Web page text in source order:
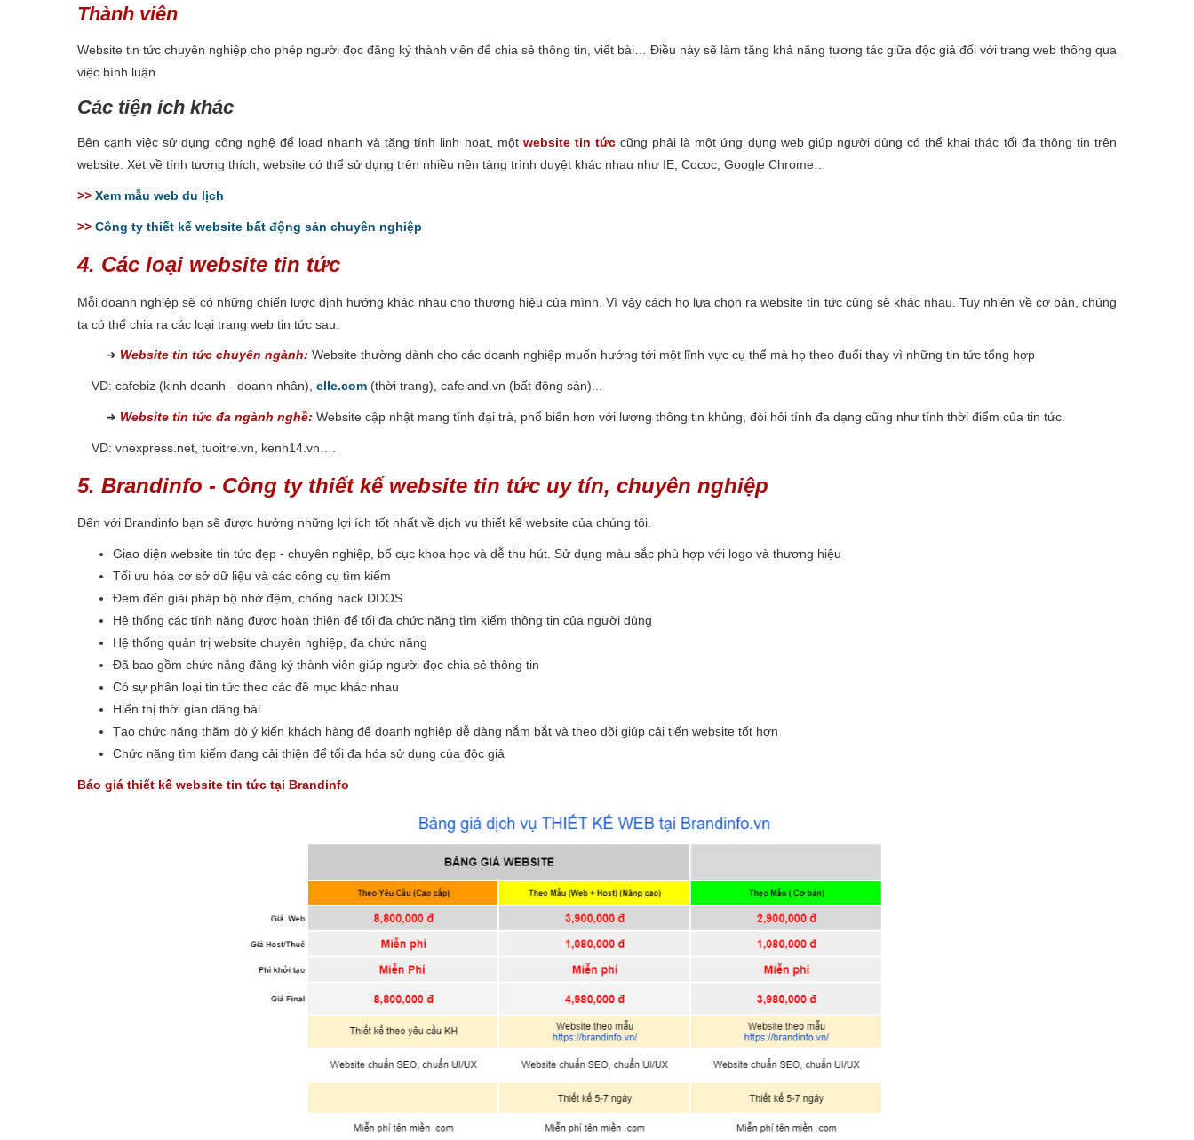
Thành viên
Website tin tức chuyên nghiệp cho phép người đọc đăng ký thành viên để chia sẻ thông tin, viết bài… Điều này sẽ làm tăng khả năng tương tác giữa độc giả đối với trang web thông qua
việc bình luận
Các tiện ích khác
Bên cạnh việc sử dụng công nghệ để load nhanh và tăng tính linh hoạt, một website tin tứccũng phải là một ứng dụng web giúp người dùng có thể khai thác tối đa thông tin trên
website. Xét về tính tương thích, website có thể sử dụng trên nhiều nền tảng trình duyệt khác nhau như IE, Cococ, Google Chrome…
>> Xem mẫu web du lịch
>> Công ty thiết kế website bất động sản chuyên nghiệp
4. Các loại website tin tức
Mỗi doanh nghiệp sẽ có những chiến lược định hướng khác nhau cho thương hiệu của mình. Vì vậy cách họ lựa chọn ra website tin tức cũng sẽ khác nhau. Tuy nhiên về cơ bản, chúng
ta có thể chia ra các loại trang web tin tức sau:
➜ Website tin tức chuyên ngành: Website thường dành cho các doanh nghiệp muốn hướng tới một lĩnh vực cụ thể mà họ theo đuổi thay vì những tin tức tổng hợp
VD: cafebiz (kinh doanh - doanh nhân), elle.com (thời trang), cafeland.vn (bất động sản)...
➜ Website tin tức đa ngành nghề: Website cập nhật mang tính đại trà, phổ biến hơn với lượng thông tin khủng, đòi hỏi tính đa dạng cũng như tính thời điểm của tin tức.
VD: vnexpress.net, tuoitre.vn, kenh14.vn….
5. Brandinfo - Công ty thiết kế website tin tức uy tín, chuyên nghiệp
Đến với Brandinfo bạn sẽ được hưởng những lợi ích tốt nhất về dịch vụ thiết kế website của chúng tôi.
Giao diện website tin tức đẹp - chuyên nghiệp, bố cục khoa học và dễ thu hút. Sử dụng màu sắc phù hợp với logo và thương hiệu
Tối ưu hóa cơ sở dữ liệu và các công cụ tìm kiếm
Đem đến giải pháp bộ nhớ đệm, chống hack DDOS
Hệ thống các tính năng được hoàn thiện để tối đa chức năng tìm kiếm thông tin của người dùng
Hệ thống quản trị website chuyên nghiệp, đa chức năng
Đã bao gồm chức năng đăng ký thành viên giúp người đọc chia sẻ thông tin
Có sự phân loại tin tức theo các đề mục khác nhau
Hiển thị thời gian đăng bài
Tạo chức năng thăm dò ý kiến khách hàng để doanh nghiệp dễ dàng nắm bắt và theo dõi giúp cải tiến website tốt hơn
Chức năng tìm kiếm đang cải thiện để tối đa hóa sử dụng của độc giả
Báo giá thiết kế website tin tức tại Brandinfo